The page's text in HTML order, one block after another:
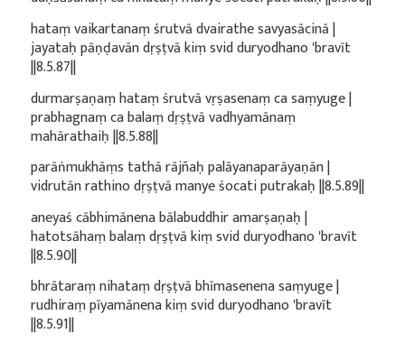
hataṃ vaikartanaṃ śrutvā dvairathe savyasācinā |
jayataḥ pāṇḍavān dṛṣṭvā kiṃ svid duryodhano 'bravīt
||8.5.87||
durmarṣaṇaṃ hataṃ śrutvā vṛṣasenaṃ ca saṃyuge |
prabhagnaṃ ca balaṃ dṛṣṭvā vadhyamānaṃ
mahārathaiḥ ||8.5.88||
parāṅmukhāṃs tathā rājñaḥ palāyanaparāyaṇān |
vidrutān rathino dṛṣṭvā manye śocati putrakaḥ ||8.5.89||
aneyaś cābhimānena bālabuddhir amarṣaṇaḥ |
hatotsāhaṃ balaṃ dṛṣṭvā kiṃ svid duryodhano 'bravīt
||8.5.90||
bhrātaraṃ nihataṃ dṛṣṭvā bhīmasenena saṃyuge |
rudhiraṃ pīyamānena kiṃ svid duryodhano 'bravīt
||8.5.91||